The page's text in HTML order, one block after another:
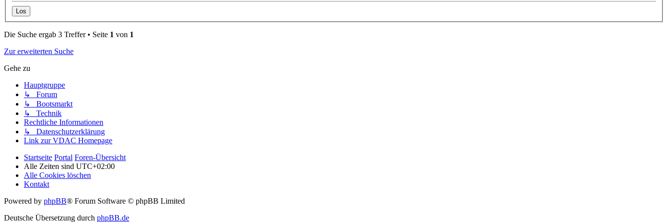
Die Suche ergab 3 Treffer • Seite 1 von 1
Zur erweiterten Suche
Gehe zu
Hauptgruppe
↳ Forum
↳ Bootsmarkt
↳ Technik
Rechtliche Informationen
↳ Datenschutzerklärung
Link zur VDAC Homepage
Startseite Portal Foren-Übersicht
Alle Zeiten sind UTC+02:00
Alle Cookies löschen
Kontakt
Powered by phpBB® Forum Software © phpBB Limited
Deutsche Übersetzung durch phpBB.de